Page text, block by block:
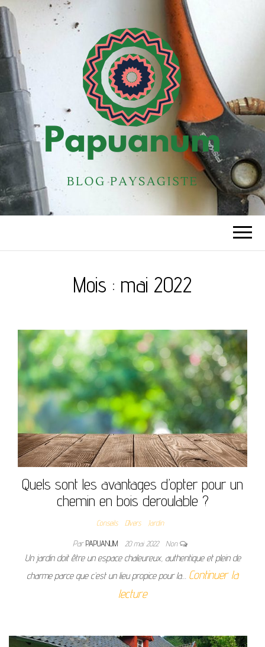
PAPUANUM
Blog paysagiste
Mois : mai 2022
Quels sont les avantages d’opter pour un
chemin en bois deroulable ?
Conseils DIvers Jardin
ParPAPUANUM 20 mai 2022 Non
Un jardin doit être un espace chaleureux, authentique et plein de
charme parce que c’est un lieu propice pour la… Continuer la
lecture